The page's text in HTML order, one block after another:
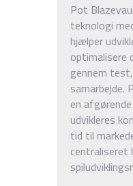
Pot
teknologi
hjælper
optimalisere
gennem
samarbejde.
en
udvikleres
tid til
centraliseret